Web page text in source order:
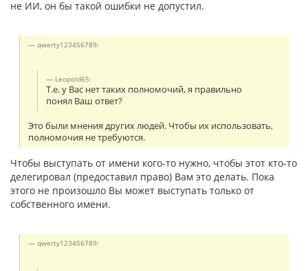
не ИИ, он бы такой ошибки не допустил.
qwerty123456789:
Leopold65:
Т.е. у Вас нет таких полномочий, я правильно
понял Ваш ответ?
Это были мнения других людей. Чтобы их использовать,
полномочия не требуются.
Чтобы выступать от имени кого-то нужно, чтобы этот кто-то
делегировал (предоставил право) Вам это делать. Пока
этого не произошло Вы может выступать только от
собственного имени.
qwerty123456789: